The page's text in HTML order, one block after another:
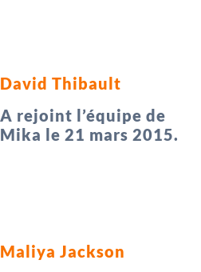
David Thibault
A rejoint l’équipe de
Mika le 21 mars 2015.
Maliya Jackson